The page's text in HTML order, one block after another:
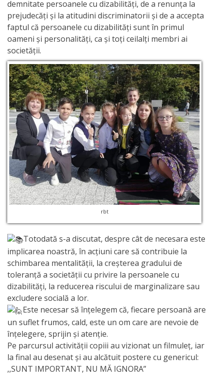
Achiziții
publice
Invitații
de
participare
Planuri
de
achiziții
Anticorupție
Știri
Evenimente
Acte
și
regulamente
Legislație
internațională
Legislație
demnitate persoanele cu dizabilități, de a renunța la
prejudecăți și la atitudini discriminatorii și de a accepta
faptul că persoanele cu dizabilități sunt în primul
oameni și personalități, ca și toți ceilalți membri ai
societății.
rbt
Totodată s-a discutat, despre cât de necesara este
implicarea noastră, în acțiuni care să contribuie la
schimbarea mentalității, la creşterea gradului de
toleranţă a societăţii cu privire la persoanele cu
dizabilităţi, la reducerea riscului de marginalizare sau
excludere socială a lor.
Este necesar să înțelegem că, fiecare persoană are
un suflet frumos, cald, este un om care are nevoie de
înțelegere, sprijin și atenție.
Pe parcursul activității copiii au vizionat un filmuleț, iar
la final au desenat și au alcătuit postere cu genericul:
,,SUNT IMPORTANT, NU MĂ IGNORA”